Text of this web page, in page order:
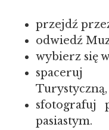
przejdź
odwiedź
wybierz się
Turystyczną,
sfotografuj
pasiastym.